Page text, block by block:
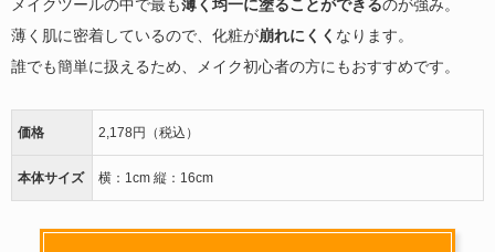
メイクツールの中で最も薄く均一に塗ることができるのが強み。
薄く肌に密着しているので、化粧が崩れにくく なります。
誰でも簡単に扱えるため、メイク初心者の方にもおすすめです。
価格 2,178円（税込）
本体サイズ 横：1cm 縦：16cm